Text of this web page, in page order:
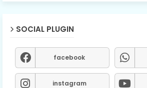
SOCIAL PLUGIN
facebook
instagram